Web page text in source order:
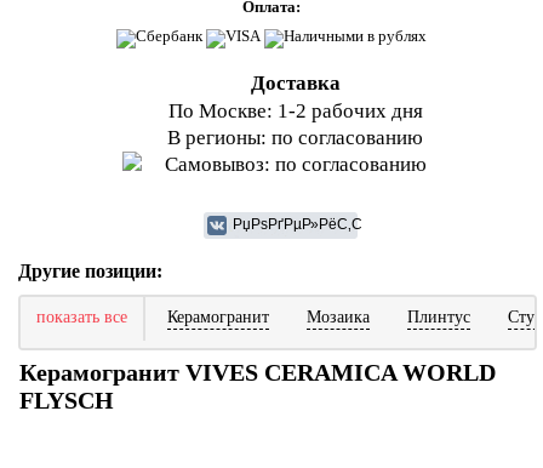
Оплата:
Доставка
По Москве: 1-2 рабочих дня
В регионы: по согласованию
Самовывоз: по согласованию
Другие позиции:
показать все Керамогранит Мозаика Плинтус
Керамогранит VIVES CERAMICA WORLD
FLYSCH